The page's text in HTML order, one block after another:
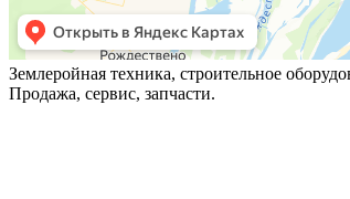
Землеройная техника, строительное
Продажа, сервис, запчасти.